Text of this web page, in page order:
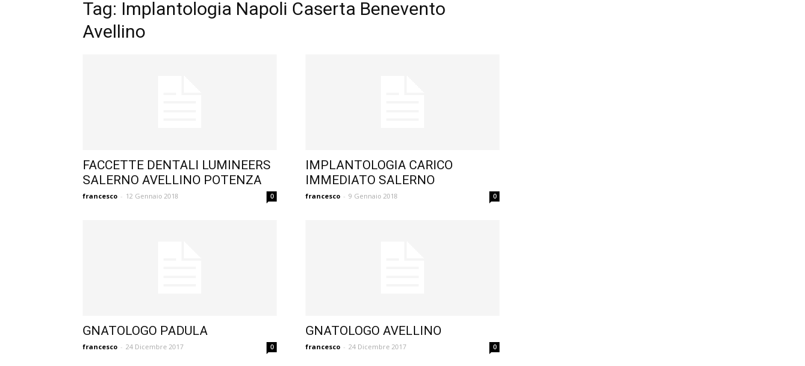
Tag: Implantologia Napoli Caserta Benevento
Avellino
FACCETTE DENTALI LUMINEERS
SALERNO AVELLINO POTENZA
francesco - 12 Gennaio 2018 0
IMPLANTOLOGIA CARICO
IMMEDIATO SALERNO
francesco - 9 Gennaio 2018 0
GNATOLOGO PADULA
francesco - 24 Dicembre 2017 0
GNATOLOGO AVELLINO
francesco - 24 Dicembre 2017 0